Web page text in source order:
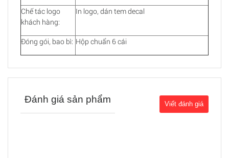
Chế tác logo
khách hàng:
In logo, dán tem decal
Đóng gói, bao bì: Hộp chuẩn 6 cái
Đánh giá sản phẩm